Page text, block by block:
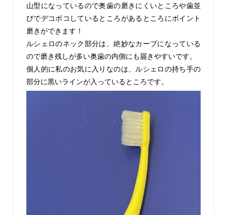
山型になっているので奥歯の磨きにくいところや歯並
びでデコボコしているところがあるところにポイント
磨きができます！
ルシェロのネック部分は、絶妙なカーブになっている
ので磨き残しが多い奥歯の内側にも届きやすいです。
個人的に私のお気に入りなのは、ルシェロの持ち手の
部分に黒いラインが入っているところです。